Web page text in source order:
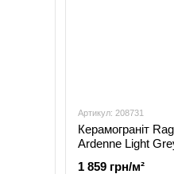
Артикул: 208731
Керамограніт
Ardenne Light
1 859 грн/м²